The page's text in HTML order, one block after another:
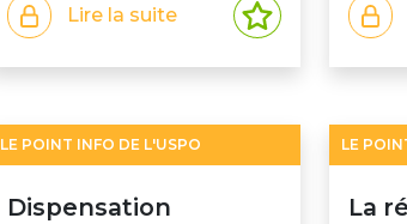
Lire la suite
LE POINT INFO DE L'USPO
Dispensation
LE
La